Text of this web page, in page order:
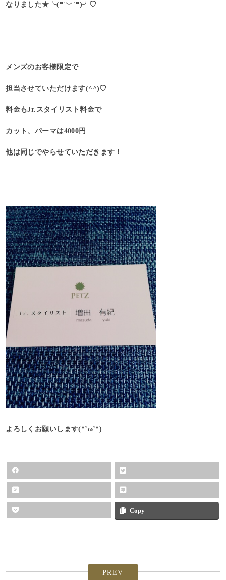
なりました★╰(*´︶`*)╯♡
メンズのお客様限定で
担当させていただけます(^^)♡
料金もJr.スタイリスト料金で
カット、パーマは4000円
他は同じでやらせていただきます！
よろしくお願いします(*’ω’*)
Copy
PREV